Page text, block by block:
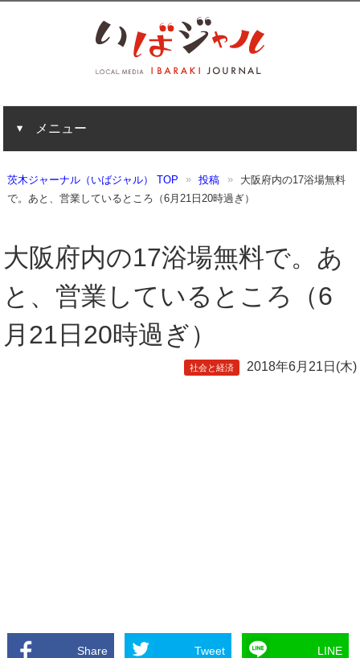
メニュー
茨木ジャーナル（いばジャル） TOP 投稿
大阪府内の17浴場無料
で。あと、営業しているところ（6月21日20時過ぎ）
大阪府内の17浴場無料で。あ
と、営業しているところ（6
月21日20時過ぎ）
社会と経済 2018年6月21日(木)
Share Tweet LINE